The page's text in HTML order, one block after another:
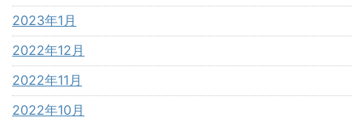
2023年1月
2022年12月
2022年11月
2022年10月